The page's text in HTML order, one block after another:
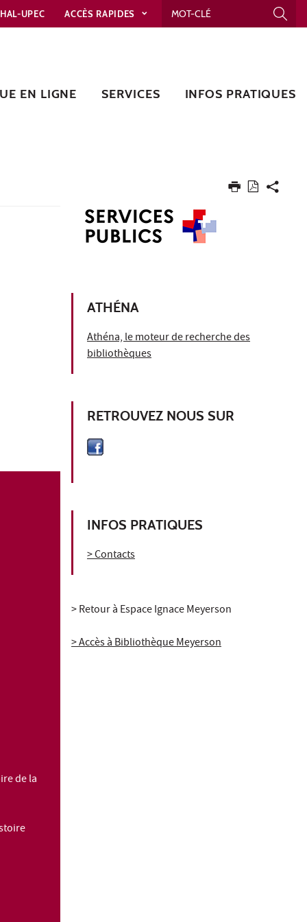
HAL-UPEC ACCÈS RAPIDES
EN LIGNE SERVICES INFOS PRATIQUES
de la
ATHÉNA
Athéna, le moteur de recherche des
bibliothèques
RETROUVEZ NOUS SUR
INFOS PRATIQUES
> Contacts
> Retour à Espace Ignace Meyerson
> Accès à Bibliothèque Meyerson